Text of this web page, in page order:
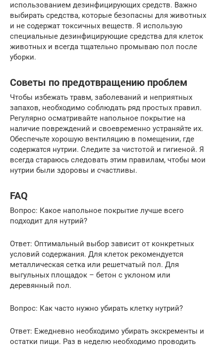
использованием дезинфицирующих средств. Важно
выбирать средства, которые безопасны для животных
и не содержат токсичных веществ. Я использую
специальные дезинфицирующие средства для клеток
животных и всегда тщательно промываю пол после
уборки.
Советы по предотвращению проблем
Чтобы избежать травм, заболеваний и неприятных
запахов, необходимо соблюдать ряд простых правил.
Регулярно осматривайте напольное покрытие на
наличие повреждений и своевременно устраняйте их.
Обеспечьте хорошую вентиляцию в помещении, где
содержатся нутрии. Следите за чистотой и гигиеной. Я
всегда стараюсь следовать этим правилам, чтобы мои
нутрии были здоровы и счастливы.
FAQ
Вопрос: Какое напольное покрытие лучше всего
подходит для нутрий?
Ответ: Оптимальный выбор зависит от конкретных
условий содержания. Для клеток рекомендуется
металлическая сетка или решетчатый пол. Для
выгульных площадок – бетон с уклоном или
деревянный пол.
Вопрос: Как часто нужно убирать клетку нутрий?
Ответ: Ежедневно необходимо убирать экскременты и
остатки пищи. Раз в неделю необходимо проводить